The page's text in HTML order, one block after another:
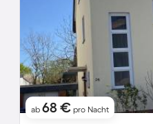
ab 68 € pro Nacht